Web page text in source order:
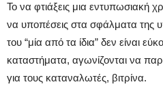
Το να φτιάξεις μια εντυπωσιακή
να υποπέσεις στα σφάλματα της
του “μία από τα ίδια” δεν είναι
καταστήματα, αγωνίζονται να
για τους καταναλωτές, βιτρίνα.